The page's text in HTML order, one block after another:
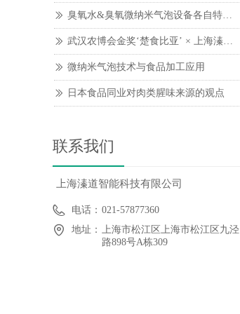
ꅀ 臭氧水&臭氧微纳米气泡设备各自特点和区别
ꅀ 武汉农博会金奖‘楚食比亚’ × 上海溱道纳米去腥系统
ꅀ 微纳米气泡技术与食品加工应用
ꅀ 日本食品同业对肉类腥味来源的观点
联系我们
电话： 021-57877360
地址： 上海市松江区上海市松江区九泾
路898号A栋309
上海溱道智能科技有限公司